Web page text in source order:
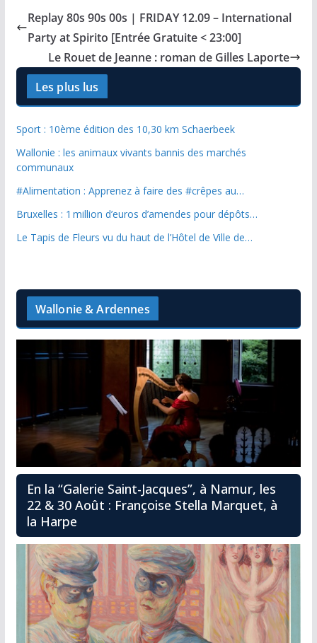
Replay 80s 90s 00s | FRIDAY 12.09 – International
Party at Spirito [Entrée Gratuite < 23:00]
Le Rouet de Jeanne : roman de Gilles Laporte
Les plus lus
Sport : 10ème édition des 10,30 km Schaerbeek
Wallonie : les animaux vivants bannis des marchés
communaux
#Alimentation : Apprenez à faire des #crêpes au…
Bruxelles : 1 million d’euros d’amendes pour dépôts…
Le Tapis de Fleurs vu du haut de l’Hôtel de Ville de…
Wallonie & Ardennes
En la “Galerie Saint-Jacques”, à Namur, les
22 & 30 Août : Françoise Stella Marquet, à
la Harpe